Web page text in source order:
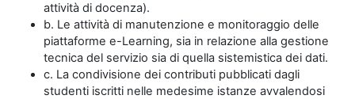
attività di docenza).
b. Le attività di manutenzione e monitoraggio delle
piattaforme e-Learning, sia in relazione alla gestione
tecnica del servizio sia di quella sistemistica dei dati.
c. La condivisione dei contributi pubblicati dagli
studenti iscritti nelle medesime istanze avvalendosi